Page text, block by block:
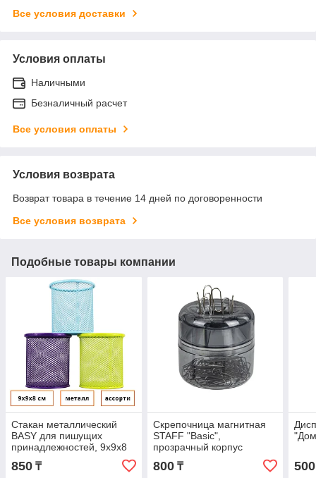
Все условия доставки
Условия оплаты
Наличными
Безналичный расчет
Все условия оплаты
Условия возврата
Возврат товара в течение 14 дней по договоренности
Все условия возврата
Подобные товары компании
Стакан металлический
BASY для пишущих
принадлежностей, 9х9х8
см, круглый, ассорти
850 ₸
Скрепочница магнитная
STAFF "Basic",
прозрачный корпус
800₸ 500